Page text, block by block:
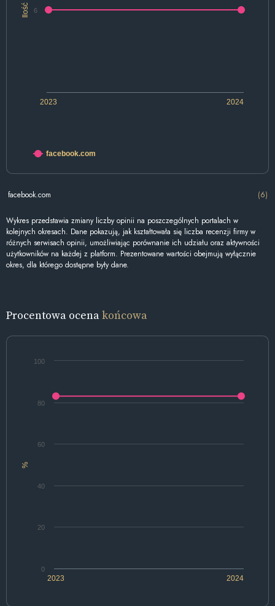
Ilość
2023 2024
6
facebook.com
facebook.com (6)
Wykres przedstawia zmiany liczby opinii na poszczególnych portalach w
kolejnych okresach. Dane pokazują, jak kształtowała się liczba recenzji firmy w
różnych serwisach opinii, umożliwiając porównanie ich udziału oraz aktywności
użytkowników na każdej z platform. Prezentowane wartości obejmują wyłącznie
okres, dla którego dostępne były dane.
Procentowa ocenakońcowa
%
2023 2024
0
20
40
60
80
100